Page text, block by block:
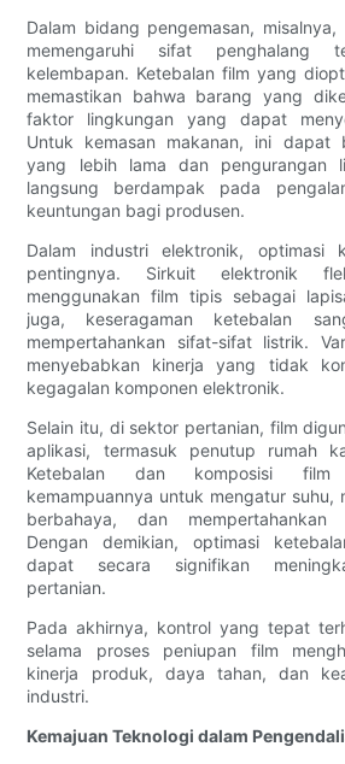
Dalam bidang pengemasan,
memengaruhi sifat penghalang
kelembapan. Ketebalan film yang
memastikan bahwa barang yang
faktor lingkungan yang dapat
Untuk kemasan makanan, ini dapat
yang lebih lama dan pengurangan
langsung berdampak pada
keuntungan bagi produsen.
Dalam industri elektronik, optimasi
pentingnya. Sirkuit elektronik
menggunakan film tipis sebagai
juga, keseragaman ketebalan
mempertahankan sifat-sifat listrik.
menyebabkan kinerja yang tidak
kegagalan komponen elektronik.
Selain itu, di sektor pertanian, film
aplikasi, termasuk penutup rumah
Ketebalan dan komposisi film
kemampuannya untuk mengatur suhu,
berbahaya, dan mempertahankan
Dengan demikian, optimasi
dapat secara signifikan
pertanian.
Pada akhirnya, kontrol yang tepat
selama proses peniupan film
kinerja produk, daya tahan, dan
industri.
Kemajuan Teknologi dalam